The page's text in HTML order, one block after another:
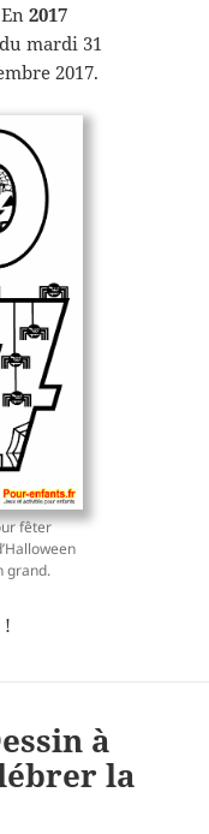
En2017
mardi 31
2017.
fêter
grand.
!
à
la